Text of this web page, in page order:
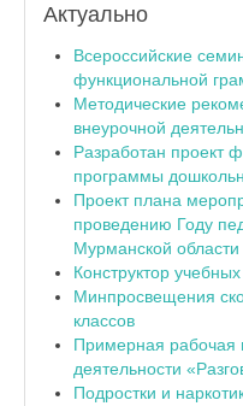
Актуально
Всероссийские
функциональной
Методические
внеурочной
Разработан проект
программы
Проект плана
проведению Году
Мурманской области
Конструктор
Минпросвещения
классов
Примерная рабочая
деятельности
Подростки и